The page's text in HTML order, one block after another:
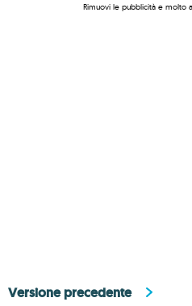
Rimuovi le pubblicità e molto
Versione precedente